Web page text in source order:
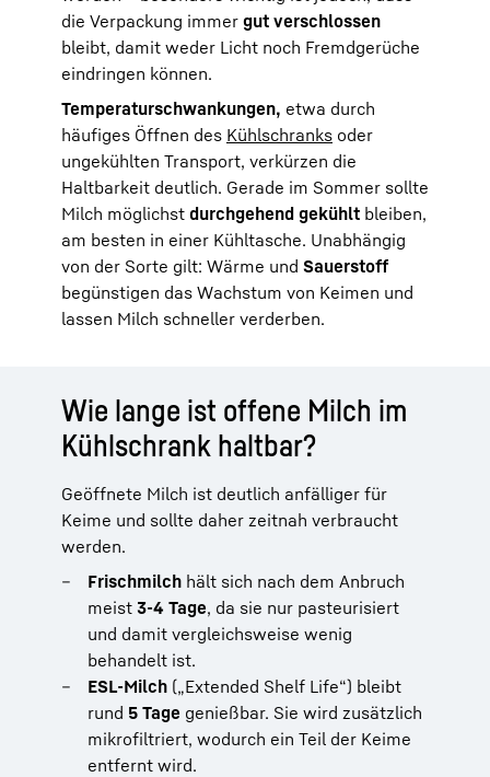
die Verpackung immer gut verschlossen
bleibt, damit weder Licht noch Fremdgerüche
eindringen können.
Temperaturschwankungen, etwa durch
häufiges Öffnen des Kühlschranks oder
ungekühlten Transport, verkürzen die
Haltbarkeit deutlich. Gerade im Sommer sollte
Milch möglichst durchgehend gekühlt bleiben,
am besten in einer Kühltasche. Unabhängig
von der Sorte gilt: Wärme und Sauerstoff
begünstigen das Wachstum von Keimen und
lassen Milch schneller verderben.
Wie lange ist offene Milch im
Kühlschrank haltbar?
Geöffnete Milch ist deutlich anfälliger für
Keime und sollte daher zeitnah verbraucht
werden.
Frischmilch hält sich nach dem Anbruch
meist 3-4 Tage, da sie nur pasteurisiert
und damit vergleichsweise wenig
behandelt ist.
ESL-Milch („Extended Shelf Life“) bleibt
rund 5 Tage genießbar. Sie wird zusätzlich
mikrofiltriert, wodurch ein Teil der Keime
entfernt wird.